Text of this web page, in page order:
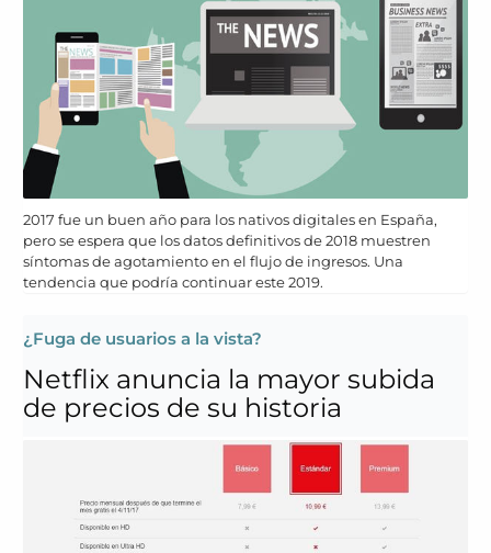
2017 fue un buen año para los nativos digitales en España,
pero se espera que los datos definitivos de 2018 muestren
síntomas de agotamiento en el flujo de ingresos. Una
tendencia que podría continuar este 2019.
¿Fuga de usuarios a la vista?
Netflix anuncia la mayor subida
de precios de su historia